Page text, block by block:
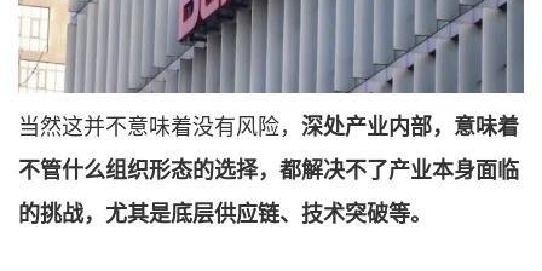
当然这并不意味着没有风险， 深处产业内部，意味着
不管什么组织形态的选择，都解决不了产业本身面临
的挑战，尤其是底层供应链、技术突破等。